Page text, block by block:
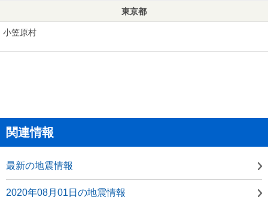
東京都
小笠原村
関連情報
最新の地震情報
2020年08月01日の地震情報